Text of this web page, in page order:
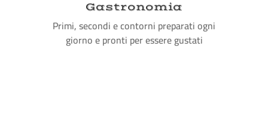
Gastronomia
Primi, secondi e contorni preparati ogni
giorno e pronti per essere gustati